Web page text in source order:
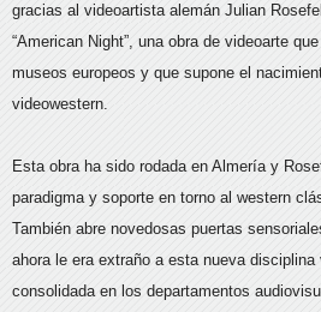
gracias al videoartista alemán Julian
“American Night”, una obra de videoarte
museos europeos y que supone el
videowestern.
Esta obra ha sido rodada en Almería y
paradigma y soporte en torno al western
También abre novedosas puertas
ahora le era extraño a esta nueva
consolidada en los departamentos